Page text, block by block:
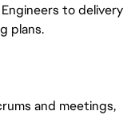
to delivery
plans.
and meetings,